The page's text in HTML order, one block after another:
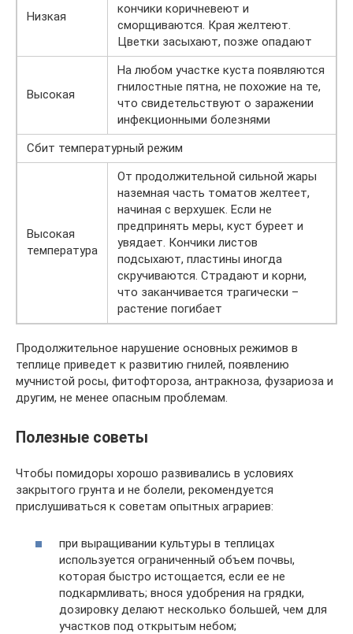
Низкая
кончики коричневеют и
сморщиваются. Края желтеют.
Цветки засыхают, позже опадают
Высокая
На любом участке куста появляются
гнилостные пятна, не похожие на те,
что свидетельствуют о заражении
инфекционными болезнями
Сбит температурный режим
Высокая
температура
От продолжительной сильной жары
наземная часть томатов желтеет,
начиная с верхушек. Если не
предпринять меры, куст буреет и
увядает. Кончики листов
подсыхают, пластины иногда
скручиваются. Страдают и корни,
что заканчивается трагически –
растение погибает
Продолжительное нарушение основных режимов в
теплице приведет к развитию гнилей, появлению
мучнистой росы, фитофтороза, антракноза, фузариоза и
другим, не менее опасным проблемам.
Полезные советы
Чтобы помидоры хорошо развивались в условиях
закрытого грунта и не болели, рекомендуется
прислушиваться к советам опытных аграриев:
при выращивании культуры в теплицах
используется ограниченный объем почвы,
которая быстро истощается, если ее не
подкармливать; внося удобрения на грядки,
дозировку делают несколько большей, чем для
участков под открытым небом;